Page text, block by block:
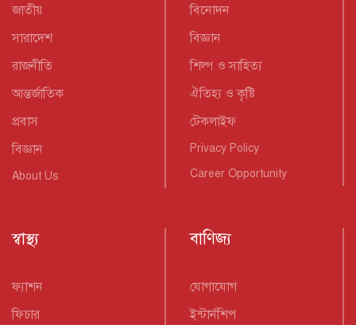
জাতীয়
সারাদেশ
রাজনীতি
আন্তর্জাতিক
প্রবাস
বিজ্ঞান
About Us
বিনোদন
বিজ্ঞান
শিল্প ও সাহিত্য
ঐতিহ্য ও কৃষ্টি
টেকলাইফ
Privacy Policy
Career Opportunity
স্বাস্থ্য
ফ্যাশন
ফিচার
বাণিজ্য
যোগাযোগ
ইন্টার্নশিপ